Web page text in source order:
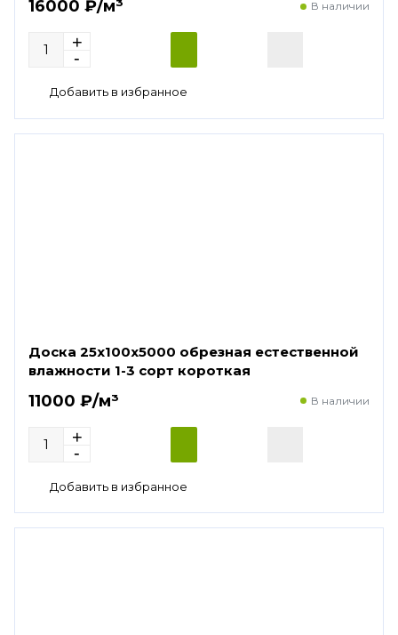
16000 ₽/м³ В наличии
Доска 25х100х5000 обрезная естественной
влажности 1-3 сорт короткая
11000 ₽/м³ В наличии